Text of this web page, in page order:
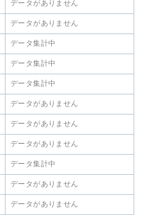
データがありません
データがありません
データ集計中
データ集計中
データ集計中
データがありません
データがありません
データがありません
データ集計中
データがありません
データがありません